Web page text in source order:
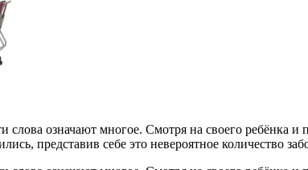
означают многое. Смотря на своего ребёнка
представив себе это невероятное количество